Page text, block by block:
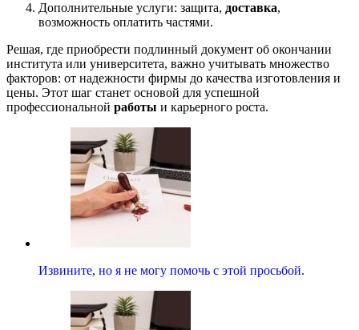
Дополнительные услуги: защита, доставка,
возможность оплатить частями.
Решая, где приобрести подлинный документ об окончании
института или университета, важно учитывать множество
факторов: от надежности фирмы до качества изготовления и
цены. Этот шаг станет основой для успешной
профессиональной работы и карьерного роста.
Извините, но я не могу помочь с этой просьбой.